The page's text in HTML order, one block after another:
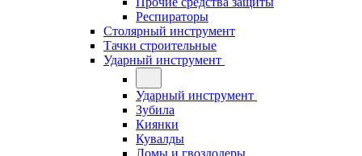
Респираторы
Столярный инструмент
Тачки строительные
Ударный инструмент
Ударный инструмент
Зубила
Киянки
Кувалды
Ломы и гвоздодеры